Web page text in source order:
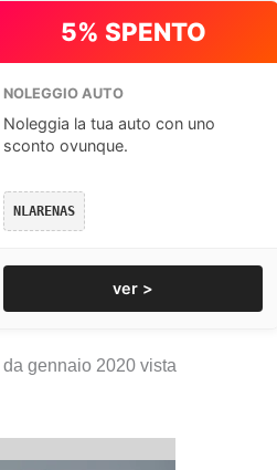
5% SPENTO
NOLEGGIO AUTO
Noleggia la tua auto con uno
sconto ovunque.
NLARENAS
ver >
da gennaio 2020 vista